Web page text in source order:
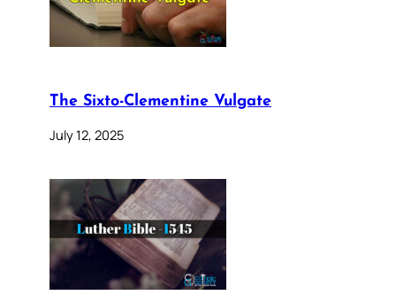
The Sixto-Clementine Vulgate
July 12, 2025